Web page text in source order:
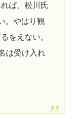
ば、松川氏
。やはり観
をえない。
は受け入れ